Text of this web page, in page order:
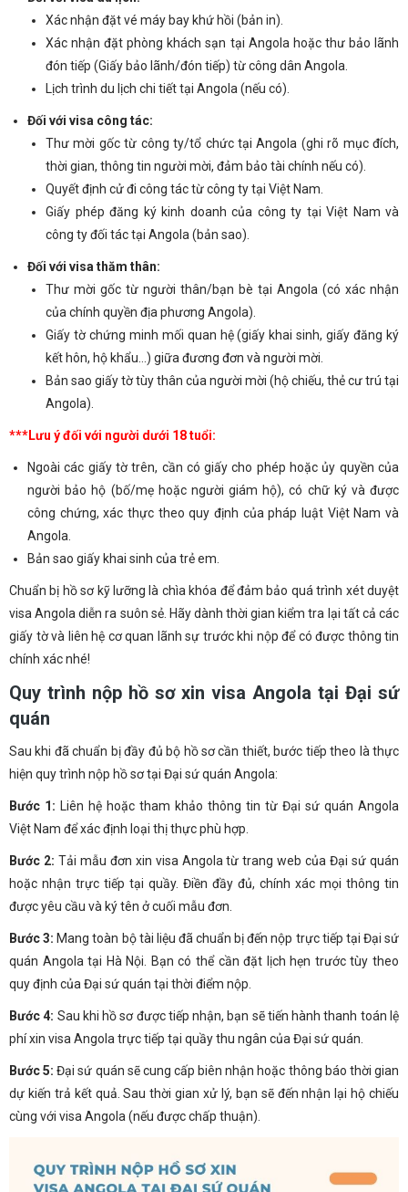
Xác nhận đặt vé máy bay khứ hồi (bản in).
Xác nhận đặt phòng khách sạn tại Angola hoặc thư bảo lãnh
đón tiếp (Giấy bảo lãnh/đón tiếp) từ công dân Angola.
Lịch trình du lịch chi tiết tại Angola (nếu có).
Đối với visa công tác:
Thư mời gốc từ công ty/tổ chức tại Angola (ghi rõ mục đích,
thời gian, thông tin người mời, đảm bảo tài chính nếu có).
Quyết định cử đi công tác từ công ty tại Việt Nam.
Giấy phép đăng ký kinh doanh của công ty tại Việt Nam và
công ty đối tác tại Angola (bản sao).
Đối với visa thăm thân:
Thư mời gốc từ người thân/bạn bè tại Angola (có xác nhận
của chính quyền địa phương Angola).
Giấy tờ chứng minh mối quan hệ (giấy khai sinh, giấy đăng ký
kết hôn, hộ khẩu…) giữa đương đơn và người mời.
Bản sao giấy tờ tùy thân của người mời (hộ chiếu, thẻ cư trú tại
Angola).
***Lưu ý đối với người dưới 18 tuổi:
Ngoài các giấy tờ trên, cần có giấy cho phép hoặc ủy quyền của
người bảo hộ (bố/mẹ hoặc người giám hộ), có chữ ký và được
công chứng, xác thực theo quy định của pháp luật Việt Nam và
Angola.
Bản sao giấy khai sinh của trẻ em.
Chuẩn bị hồ sơ kỹ lưỡng là chìa khóa để đảm bảo quá trình xét duyệt
visa Angola diễn ra suôn sẻ. Hãy dành thời gian kiểm tra lại tất cả các
giấy tờ và liên hệ cơ quan lãnh sự trước khi nộp để có được thông tin
chính xác nhé!
Quy trình nộp hồ sơ xin visa Angola tại Đại sứ
quán
Sau khi đã chuẩn bị đầy đủ bộ hồ sơ cần thiết, bước tiếp theo là thực
hiện quy trình nộp hồ sơ tại Đại sứ quán Angola:
Bước 1: Liên hệ hoặc tham khảo thông tin từ Đại sứ quán Angola
Việt Nam để xác định loại thị thực phù hợp.
Bước 2: Tải mẫu đơn xin visa Angola từ trang web của Đại sứ quán
hoặc nhận trực tiếp tại quầy. Điền đầy đủ, chính xác mọi thông tin
được yêu cầu và ký tên ở cuối mẫu đơn.
Bước 3: Mang toàn bộ tài liệu đã chuẩn bị đến nộp trực tiếp tại Đại sứ
quán Angola tại Hà Nội. Bạn có thể cần đặt lịch hẹn trước tùy theo
quy định của Đại sứ quán tại thời điểm nộp.
Bước 4: Sau khi hồ sơ được tiếp nhận, bạn sẽ tiến hành thanh toán lệ
phí xin visa Angola trực tiếp tại quầy thu ngân của Đại sứ quán.
Bước 5:Đại sứ quán sẽ cung cấp biên nhận hoặc thông báo thời gian
dự kiến trả kết quả. Sau thời gian xử lý, bạn sẽ đến nhận lại hộ chiếu
cùng với visa Angola (nếu được chấp thuận).